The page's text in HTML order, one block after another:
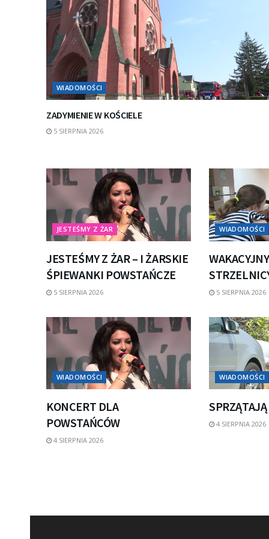
WIADOMOŚCI
ZADYMIENIE W KOŚCIELE
5 SIERPNIA 2026
JESTEŚMY Z ŻAR
JESTEŚMY Z ŻAR – I ŻARSKIE
ŚPIEWANKI POWSTAŃCZE
5 SIERPNIA 2026
WIADOMOŚCI
5 SIERPNIA 2026
WIADOMOŚCI
KONCERT DLA
POWSTAŃCÓW
4 SIERPNIA 2026
WIADOMOŚCI
4 SIERPNIA 2026